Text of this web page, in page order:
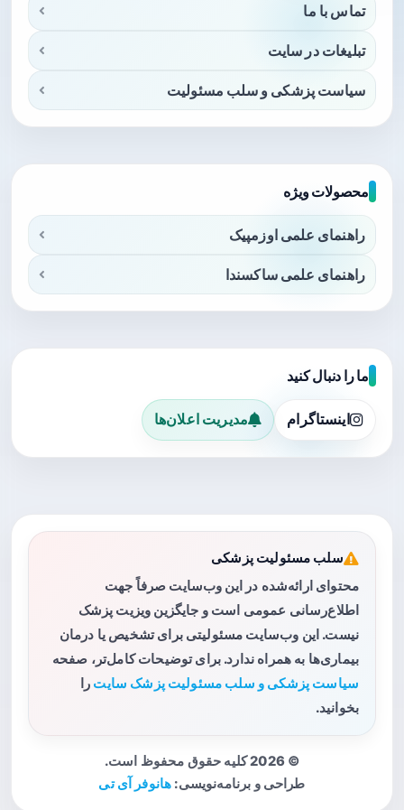
تماس با ما
تبلیغات در سایت
سیاست پزشکی و سلب مسئولیت
محصولات ویژه
راهنمای علمی اوزمپیک
راهنمای علمی ساکسندا
ما را دنبال کنید
اینستاگرام مدیریت اعلان‌ها
سلب مسئولیت پزشکی
محتوای ارائه‌شده در این وب‌سایت صرفاً جهت
اطلاع‌رسانی عمومی است و جایگزین ویزیت پزشک
نیست. این وب‌سایت مسئولیتی برای تشخیص یا درمان
بیماری‌ها به همراه ندارد. برای توضیحات کامل‌تر، صفحه
سیاست پزشکی و سلب مسئولیت پزشک سایت را
بخوانید.
© 2026 کلیه حقوق محفوظ است.
طراحی و برنامه‌نویسی: هانوفر آی تی